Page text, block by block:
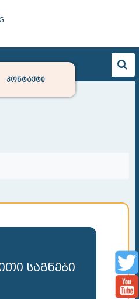
კონტაქტი
საგნები